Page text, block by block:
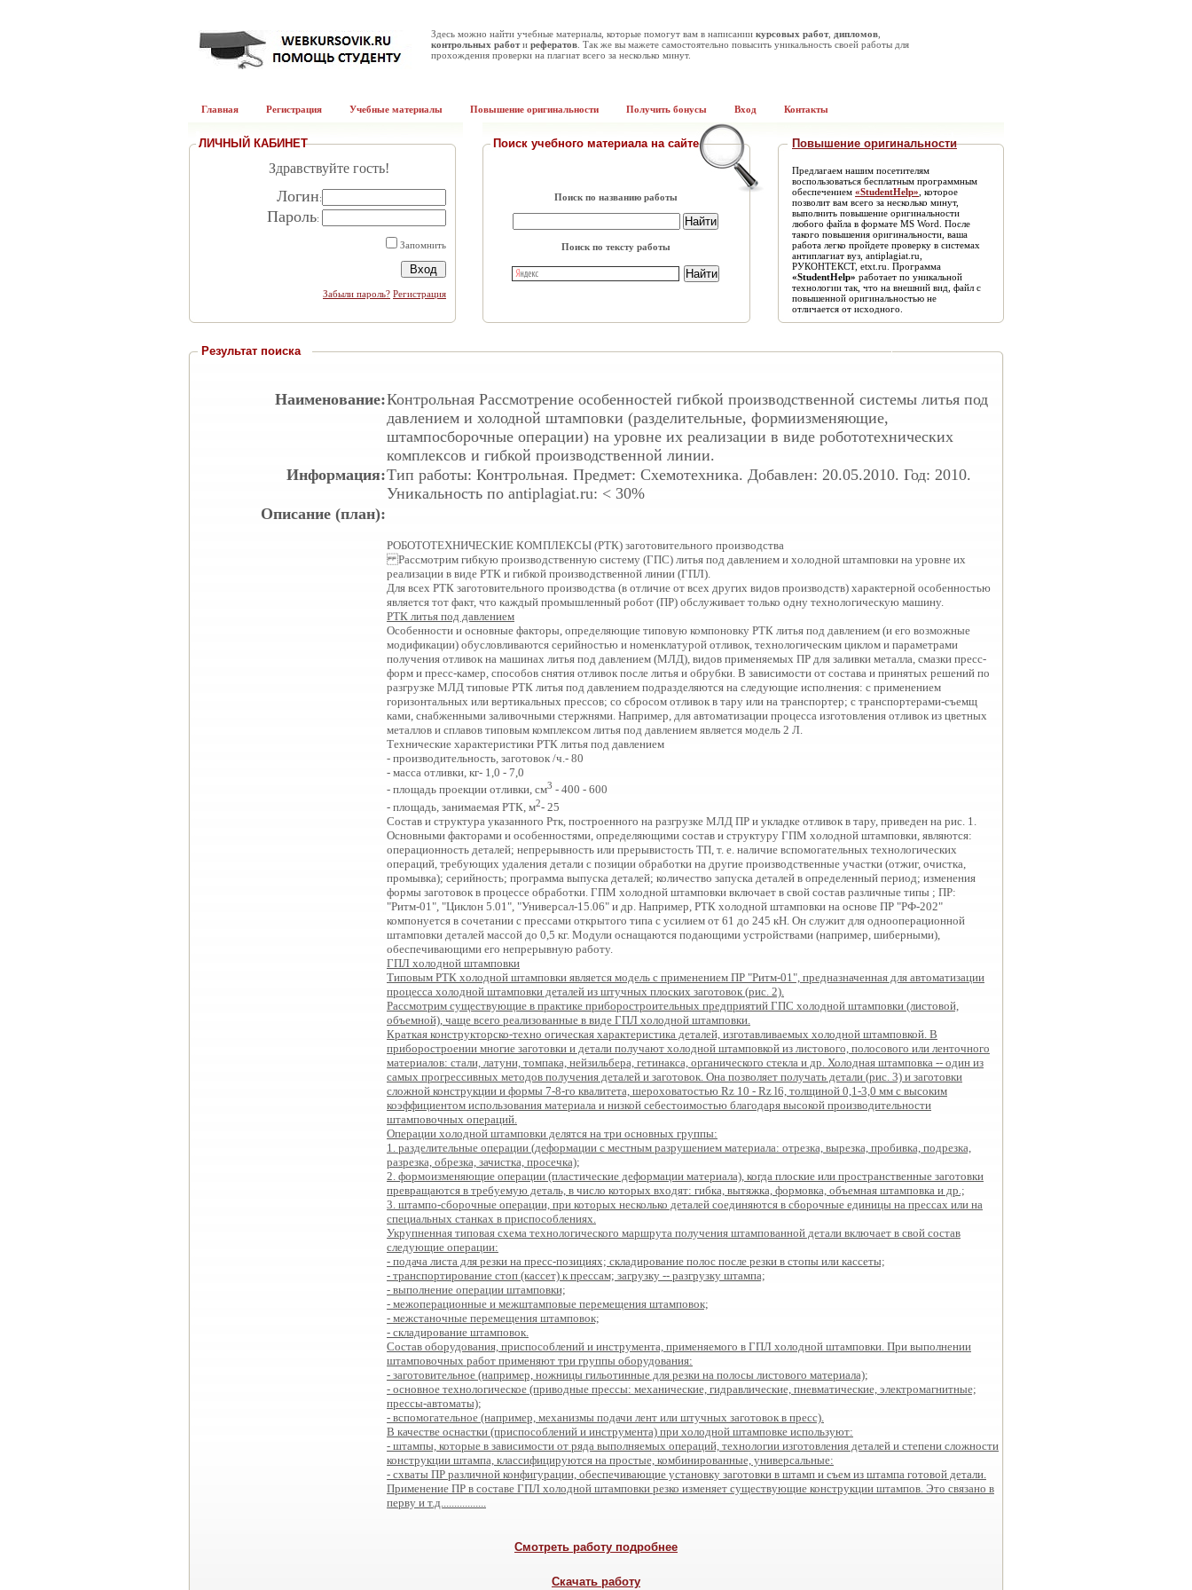
Здесь можно найти учебные материалы, которые помогут вам в написании курсовых работ, дипломов
контрольных работи рефератов . Так же вы мажете самостоятельно повысить уникальность своей работы для
прохождения проверки на плагиат всего за несколько минут.
Главная Регистрация Учебные материалы Повышение оригинальности Получить бонусы Вход Контакты
ЛИЧНЫЙ КАБИНЕТ
Здравствуйте гость!
Логин:
Пароль:
Запомнить
Забыли пароль? Регистрация
Поиск учебного материала на сайте
Поиск по названию работы
Поиск по тексту работы
Повышение оригинальности
Предлагаем нашим посетителям
воспользоваться бесплатным программным
обеспечением «StudentHelp» , которое
позволит вам всего за несколько минут,
выполнить повышение оригинальности
любого файла в формате MS Word. После
такого повышения оригинальности, ваша
работа легко пройдете проверку в системах
антиплагиат вуз, antiplagiat.ru,
РУКОНТЕКСТ, etxt.ru. Программа
«StudentHelp» работает по уникальной
технологии так, что на внешний вид, файл с
повышенной оригинальностью не
отличается от исходного.
Результат поиска
Наименование:Контрольная Рассмотрение особенностей гибкой производственной системы литья под
давлением и холодной штамповки (разделительные, формиизменяющие,
штампосборочные операции) на уровне их реализации в виде робототехнических
комплексов и гибкой производственной линии.
Информация:Тип работы: Контрольная. Предмет: Схемотехника. Добавлен: 20.05.2010. Год: 2010.
Уникальность по antiplagiat.ru: < 30%
Описание (план):
РОБОТОТЕХНИЧЕСКИЕ КОМПЛЕКСЫ (РТК) заготовительного производства
Рассмотрим гибкую производственную систему (ГПС) литья под давлением и холодной штамповки на уровне их
реализации в виде РТК и гибкой производственной линии (ГПЛ).
Для всех РТК заготовительного производства (в отличие от всех других видов производств) характерной особенностью
является тот факт, что каждый промышленный робот (ПР) обслуживает только одну технологическую машину.
РТК литья под давлением
Особенности и основные факторы, определяющие типовую компоновку РТК литья под давлением (и его возможные
модификации) обусловливаются серийностью и номенклатурой отливок, технологическим циклом и параметрами
получения отливок на машинах литья под давлением (МЛД), видов применяемых ПР для заливки металла, смазки пресс-
форм и пресс-камер, способов снятия отливок после литья и обрубки. В зависимости от состава и принятых решений по
разгрузке МЛД типовые РТК литья под давлением подразделяются на следующие исполнения: с применением
горизонтальных или вертикальных прессов; со сбросом отливок в тару или на транспортер; с транспортерами-съемщ
ками, снабженными заливочными стержнями. Например, для автоматизации процесса изготовления отливок из цветных
металлов и сплавов типовым комплексом литья под давлением является модель 2 Л.
Технические характеристики РТК литья под давлением
- производительность, заготовок /ч.- 80
- масса отливки, кг- 1,0 - 7,0
- площадь проекции отливки, см3 - 400 - 600
- площадь, занимаемая РТК, м2- 25
Состав и структура указанного Ртк, построенного на разгрузке МЛД ПР и укладке отливок в тару, приведен на рис. 1.
Основными факторами и особенностями, определяющими состав и структуру ГПМ холодной штамповки, являются:
операционность деталей; непрерывность или прерывистость ТП, т. е. наличие вспомогательных технологических
операций, требующих удаления детали с позиции обработки на другие производственные участки (отжиг, очистка,
промывка); серийность; программа выпуска деталей; количество запуска деталей в определенный период; изменения
формы заготовок в процессе обработки. ГПМ холодной штамповки включает в свой состав различные типы ; ПР:
"Ритм-01", "Циклон 5.01", "Универсал-15.06" и др. Например, РТК холодной штамповки на основе ПР "РФ-202"
компонуется в сочетании с прессами открытого типа с усилием от 61 до 245 кН. Он служит для однооперационной
штамповки деталей массой до 0,5 кг. Модули оснащаются подающими устройствами (например, шиберными),
обеспечивающими его непрерывную работу.
ГПЛ холодной штамповки
Типовым РТК холодной штамповки является модель с применением ПР "Ритм-01", предназначенная для автоматизации
процесса холодной штамповки деталей из штучных плоских заготовок (рис. 2).
Рассмотрим существующие в практике приборостроительных предприятий ГПС холодной штамповки (листовой,
объемной), чаще всего реализованные в виде ГПЛ холодной штамповки.
Краткая конструкторско-техно огическая характеристика деталей, изготавливаемых холодной штамповкой. В
приборостроении многие заготовки и детали получают холодной штамповкой из листового, полосового или ленточного
материалов: стали, латуни, томпака, нейзильбера, гетинакса, органического стекла и др. Холодная штамповка -- один из
самых прогрессивных методов получения деталей и заготовок. Она позволяет получать детали (рис. 3) и заготовки
сложной конструкции и формы 7-8-го квалитета, шероховатостью Rz 10 - Rz l6, толщиной 0,1-3,0 мм с высоким
коэффициентом использования материала и низкой себестоимостью благодаря высокой производительности
штамповочных операций.
Операции холодной штамповки делятся на три основных группы:
1. разделительные операции (деформации с местным разрушением материала: отрезка, вырезка, пробивка, подрезка,
разрезка, обрезка, зачистка, просечка);
2. формоизменяющие операции (пластические деформации материала), когда плоские или пространственные заготовки
превращаются в требуемую деталь, в число которых входят: гибка, вытяжка, формовка, объемная штамповка и др.;
3. штампо-сборочные операции, при которых несколько деталей соединяются в сборочные единицы на прессах или на
специальных станках в приспособлениях.
Укрупненная типовая схема технологического маршрута получения штампованной детали включает в свой состав
следующие операции:
- подача листа для резки на пресс-позициях; складирование полос после резки в стопы или кассеты;
- транспортирование стоп (кассет) к прессам; загрузку -- разгрузку штампа;
- выполнение операции штамповки;
- межоперационные и межштамповые перемещения штамповок;
- межстаночные перемещения штамповок;
- складирование штамповок.
Состав оборудования, приспособлений и инструмента, применяемого в ГПЛ холодной штамповки. При выполнении
штамповочных работ применяют три группы оборудования:
- заготовительное (например, ножницы гильотинные для резки на полосы листового материала);
- основное технологическое (приводные прессы: механические, гидравлические, пневматические, электромагнитные;
прессы-автоматы);
- вспомогательное (например, механизмы подачи лент или штучных заготовок в пресс).
В качестве оснастки (приспособлений и инструмента) при холодной штамповке используют:
- штампы, которые в зависимости от ряда выполняемых операций, технологии изготовления деталей и степени сложности
конструкции штампа, классифицируются на простые, комбинированные, универсальные:
- схваты ПР различной конфигурации, обеспечивающие установку заготовки в штамп и съем из штампа готовой детали.
Применение ПР в составе ГПЛ холодной штамповки резко изменяет существующие конструкции штампов. Это связано в
перву и т.д.................
Смотреть работу подробнее
Скачать работу